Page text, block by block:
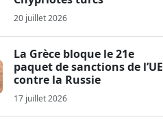
20 juillet 2026
La Grèce bloque le 21e
paquet de sanctions de l’UE
contre la Russie
17 juillet 2026